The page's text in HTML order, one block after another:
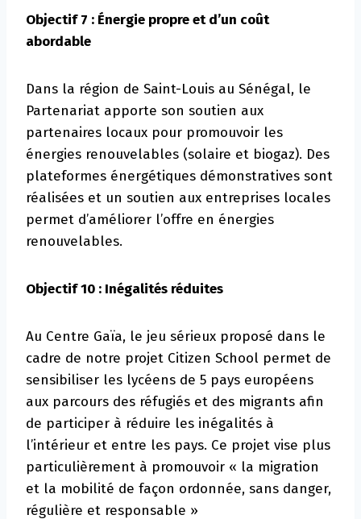
Objectif 7 : Énergie propre et d’un coût
abordable
Dans la région de Saint-Louis au Sénégal, le
Partenariat apporte son soutien aux
partenaires locaux pour promouvoir les
énergies renouvelables (solaire et biogaz). Des
plateformes énergétiques démonstratives sont
réalisées et un soutien aux entreprises locales
permet d’améliorer l’offre en énergies
renouvelables.
Objectif 10 : Inégalités réduites
Au Centre Gaïa, le jeu sérieux proposé dans le
cadre de notre projet Citizen School permet de
sensibiliser les lycéens de 5 pays européens
aux parcours des réfugiés et des migrants afin
de participer à réduire les inégalités à
l’intérieur et entre les pays. Ce projet vise plus
particulièrement à promouvoir « la migration
et la mobilité de façon ordonnée, sans danger,
régulière et responsable »